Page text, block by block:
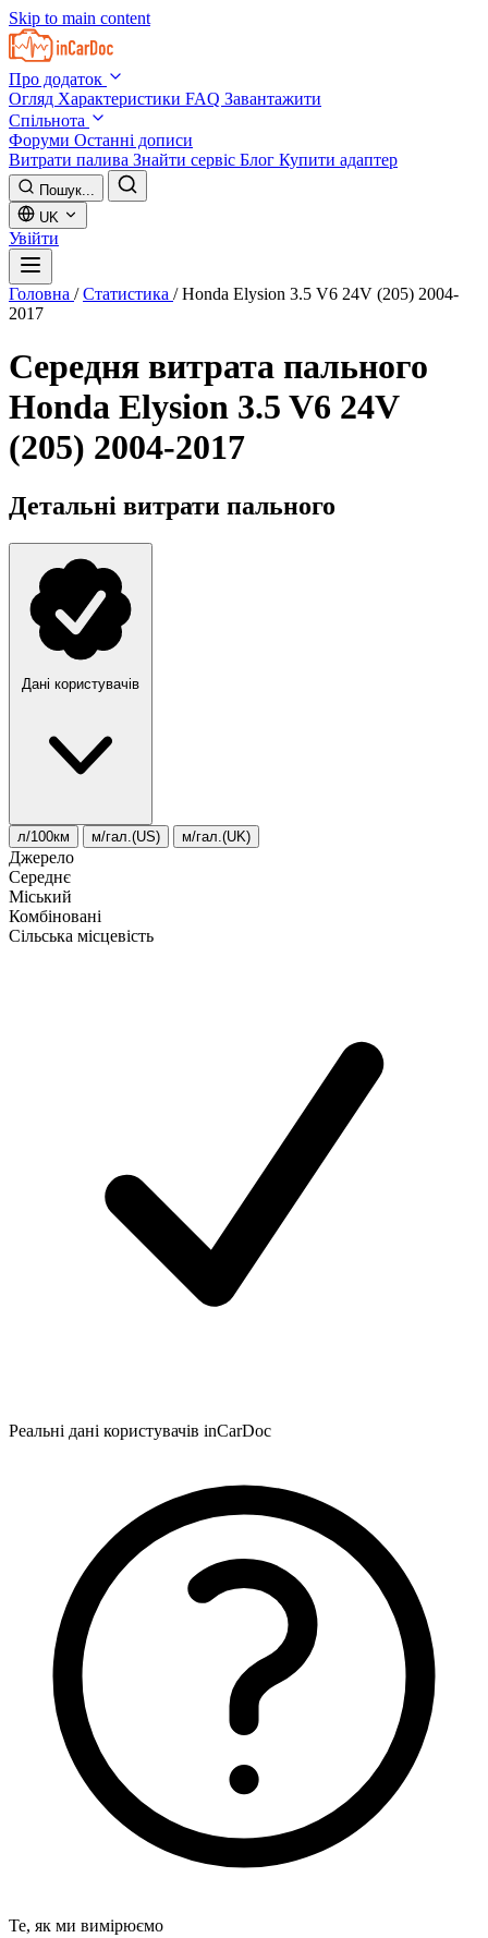
Skip to main content
Про додаток
Огляд Характеристики FAQ Завантажити
Спільнота
Форуми Останні дописи
Витрати палива Знайти сервіс Блог Купити адаптер
Пошук...
UK
Увійти
Головна / Статистика / Honda Elysion 3.5 V6 24V (205) 2004-
2017
Середня витрата пального
Honda Elysion 3.5 V6 24V
(205) 2004-2017
Детальні витрати пального
Дані користувачів
л/100км м/гал.(US) м/гал.(UK)
Джерело
Середнє
Міський
Комбіновані
Сільська місцевість
Реальні дані користувачів inCarDoc
Те, як ми вимірюємо